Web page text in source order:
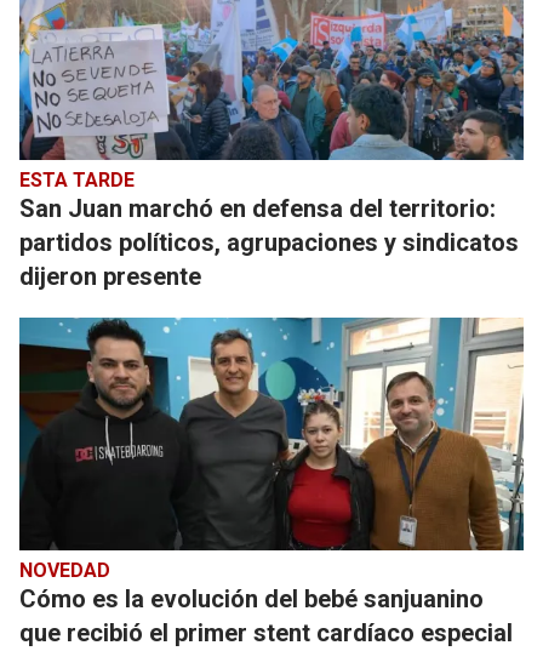
ESTA TARDE
San Juan marchó en defensa del territorio:
partidos políticos, agrupaciones y sindicatos
dijeron presente
NOVEDAD
Cómo es la evolución del bebé sanjuanino
que recibió el primer stent cardíaco especial